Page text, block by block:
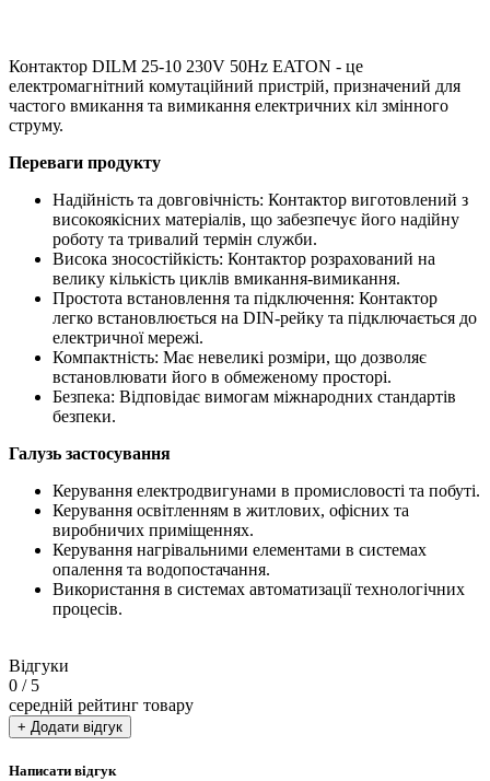
Контактор DILM 25-10 230V 50Hz EATON - це
електромагнітний комутаційний пристрій, призначений для
частого вмикання та вимикання електричних кіл змінного
струму.
Переваги продукту
Надійність та довговічність: Контактор виготовлений з
високоякісних матеріалів, що забезпечує його надійну
роботу та тривалий термін служби.
Висока зносостійкість: Контактор розрахований на
велику кількість циклів вмикання-вимикання.
Простота встановлення та підключення: Контактор
легко встановлюється на DIN-рейку та підключається до
електричної мережі.
Компактність: Має невеликі розміри, що дозволяє
встановлювати його в обмеженому просторі.
Безпека: Відповідає вимогам міжнародних стандартів
безпеки.
Галузь застосування
Керування електродвигунами в промисловості та побуті.
Керування освітленням в житлових, офісних та
виробничих приміщеннях.
Керування нагрівальними елементами в системах
опалення та водопостачання.
Використання в системах автоматизації технологічних
процесів.
Відгуки
0 / 5
середній рейтинг товару
+ Додати відгук
Написати відгук